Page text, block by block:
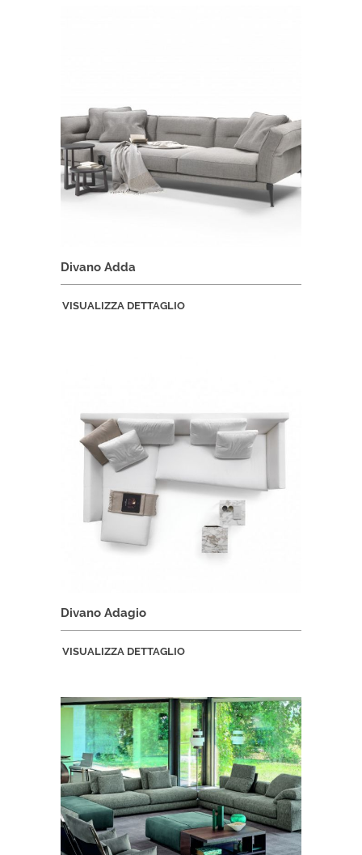
Divano Adda
VISUALIZZA DETTAGLIO
Divano Adagio
VISUALIZZA DETTAGLIO